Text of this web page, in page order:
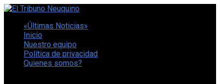
«Últimas Noticias»
Inicio
Nuestro equipo
Política de privacidad
Quienes somos?